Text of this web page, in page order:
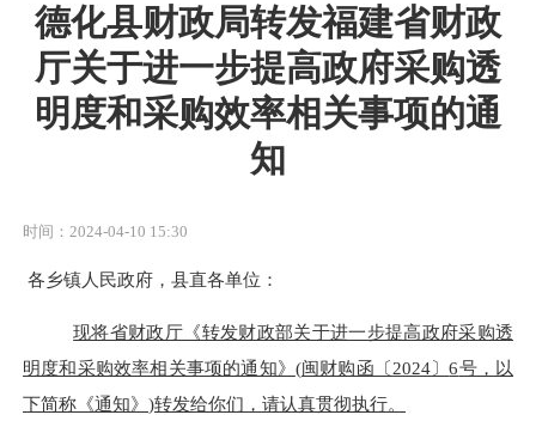
德化县财政局转发福建省财政
厅关于进一步提高政府采购透
明度和采购效率相关事项的通
知
时间：2024-04-10 15:30
各乡镇人民政府，县直各单位：
现将省财政厅《转发财政部关于进一步提高政府采购透
明度和采购效率相关事项的通知》 (闽财购函〔2024〕6号，以
下简称《通知》 )转发给你们，请认真贯彻执行。